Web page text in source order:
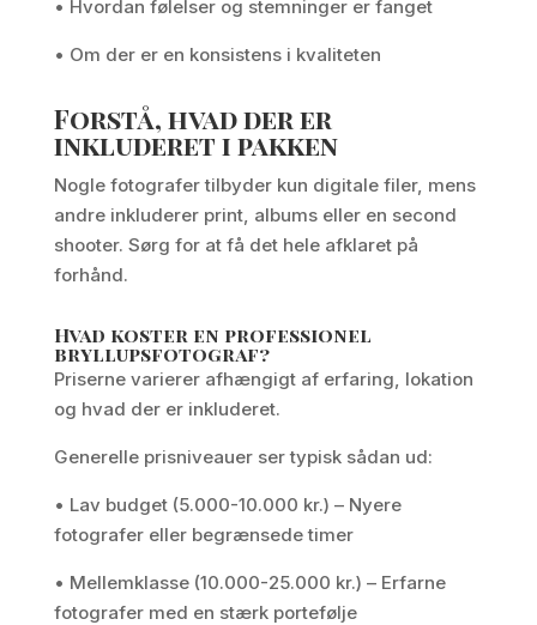
• Hvordan følelser og stemninger er fanget
• Om der er en konsistens i kvaliteten
Forstå, hvad der er
inkluderet i pakken
Nogle fotografer tilbyder kun digitale filer, mens
andre inkluderer print, albums eller en second
shooter. Sørg for at få det hele afklaret på
forhånd.
Hvad koster en professionel
bryllupsfotograf?
Priserne varierer afhængigt af erfaring, lokation
og hvad der er inkluderet.
Generelle prisniveauer ser typisk sådan ud:
• Lav budget (5.000-10.000 kr.) – Nyere
fotografer eller begrænsede timer
• Mellemklasse (10.000-25.000 kr.) – Erfarne
fotografer med en stærk portefølje